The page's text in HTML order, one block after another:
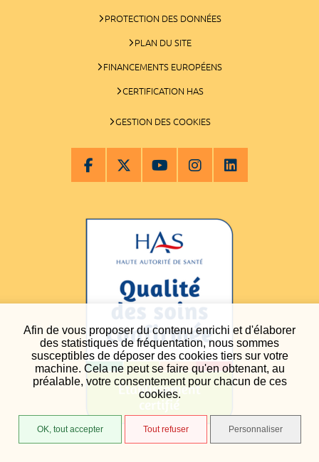
Afin de vous proposer du contenu enrichi et d'élaborer
des statistiques de fréquentation, nous sommes
susceptibles de déposer des cookies tiers sur votre
machine. Cela ne peut se faire qu'en obtenant, au
préalable, votre consentement pour chacun de ces
cookies.
OK, tout accepter Tout refuser Personnaliser
PROTECTION DES DONNÉES
PLAN DU SITE
FINANCEMENTS EUROPÉENS
CERTIFICATION HAS
GESTION DES COOKIES